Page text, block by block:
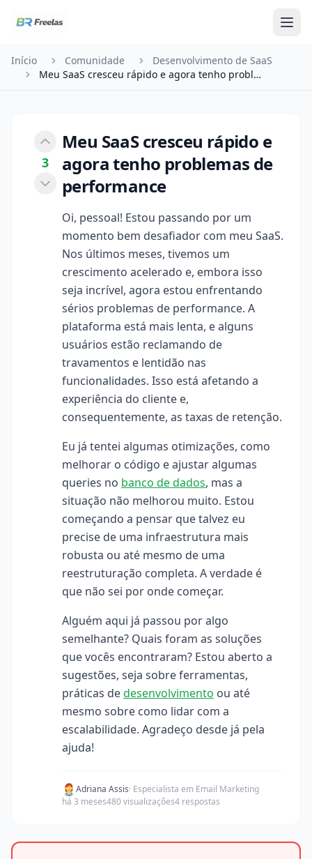
Início Comunidade
Desenvolvimento de SaaS
Meu SaaS cresceu rápido e agora tenho problemas …
3
Meu SaaS cresceu rápido e
agora tenho problemas de
performance
Oi, pessoal! Estou passando por um
momento bem desafiador com meu SaaS.
Nos últimos meses, tivemos um
crescimento acelerado e, embora isso
seja incrível, agora estou enfrentando
sérios problemas de performance. A
plataforma está mais lenta, e alguns
usuários estão reclamando de
travamentos e lentidão nas
funcionalidades. Isso está afetando a
experiência do cliente e,
consequentemente, as taxas de retenção.
Eu já tentei algumas otimizações, como
melhorar o código e ajustar algumas
queries no banco de dados, mas a
situação não melhorou muito. Estou
começando a pensar que talvez eu
precise de uma infraestrutura mais
robusta ou até mesmo de uma
reestruturação completa. A verdade é
que não sei por onde começar.
Alguém aqui já passou por algo
semelhante? Quais foram as soluções
que vocês encontraram? Estou aberto a
sugestões, seja sobre ferramentas,
práticas dedesenvolvimento ou até
mesmo sobre como lidar com a
escalabilidade. Agradeço desde já pela
ajuda!
Adriana Assis· Especialista em Email Marketing
há 3 meses480 visualizações4 respostas